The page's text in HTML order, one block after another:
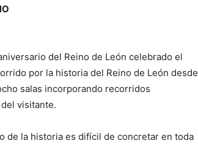
del Reino de León celebrado el
por la historia del Reino de León desde
salas incorporando recorridos
visitante.
de la historia es difícil de concretar en toda